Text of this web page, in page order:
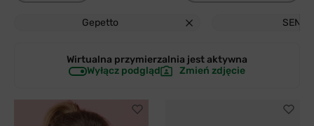
Gepetto SENJA
Wirtualna przymierzalnia jestaktywna
Wyłącz podgląd
Zmień zdjęcie